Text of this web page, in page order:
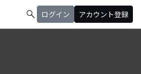
search ログイン アカウント登録